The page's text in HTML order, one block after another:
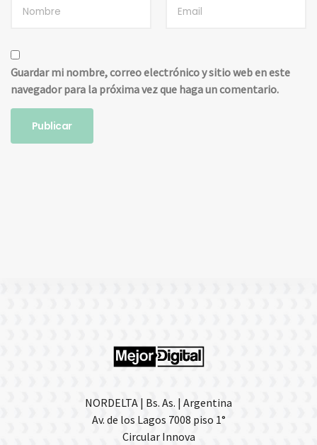
Guardar mi nombre, correo electrónico y sitio web en este
navegador para la próxima vez que haga un comentario.
NORDELTA | Bs. As. | Argentina
Av. de los Lagos 7008 piso 1°
Circular Innova